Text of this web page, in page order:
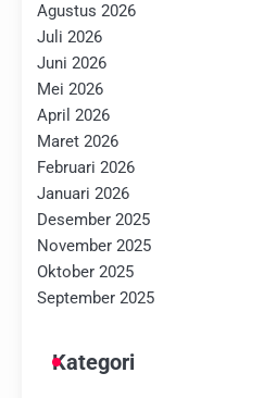
Agustus 2026
Juli 2026
Juni 2026
Mei 2026
April 2026
Maret 2026
Februari 2026
Januari 2026
Desember 2025
November 2025
Oktober 2025
September 2025
Kategori